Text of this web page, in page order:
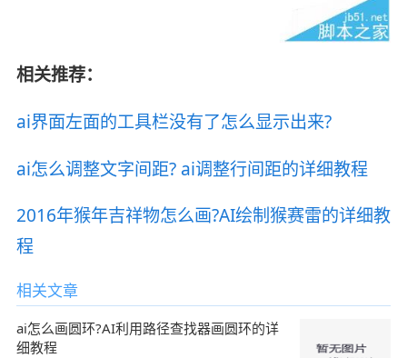
相关推荐：
ai界面左面的工具栏没有了怎么显示出来?
ai怎么调整文字间距? ai调整行间距的详细教程
2016年猴年吉祥物怎么画?AI绘制猴赛雷的详细教
程
相关文章
ai怎么画圆环?AI利用路径查找器画圆环的详
细教程